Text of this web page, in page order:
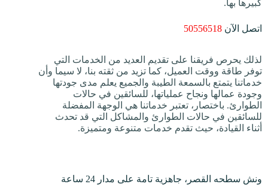
كبيرها بها.
اتصل الآن 50556518
لذلك يحرص فريقنا على تقديم العديد من الخدمات التي
توفر طاقة ووقت العميل، كما تزيد من ثقته بنا، لا سيما وأن
خدماتنا يتمتع بالسمعة الطيبة والجميع يعلم مدى جودتها
وجودة عمالها ونجاح عملياتها، للسائقين في حالات
الطوارئ. باختصار، تعتبر خدماتنا هي الوجهة المفضلة
للسائقين في حالات الطوارئ والمشاكل التي قد تحدث
أثناء القيادة، حيث تقدم خدمات متنوعة ومتميزة.
ونش سطحه القصر، جاهزية تامة على مدار 24 ساعة